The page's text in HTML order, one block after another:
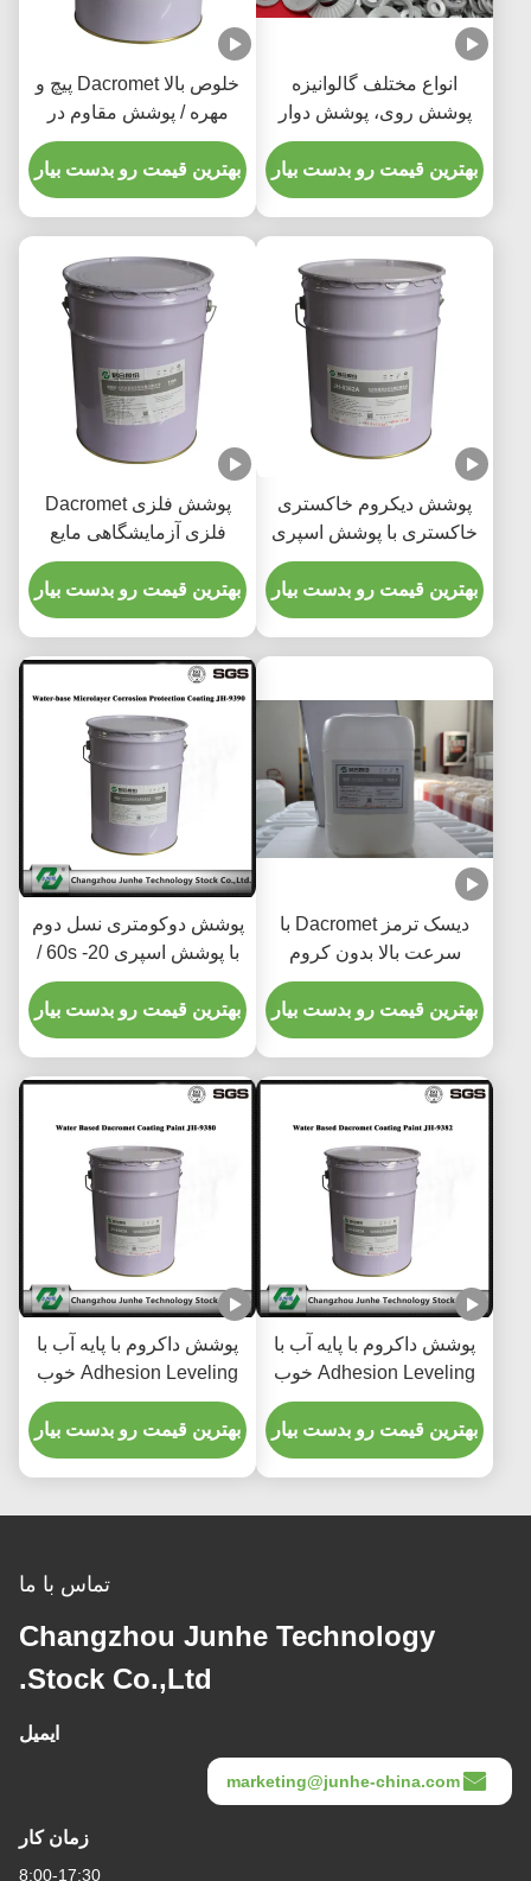
انواع مختلف گالوانیزه
پوشش روی، پوشش دوار
برای سطح
بهترین قیمت رو بدست بیار
خلوص بالا Dacromet پیچ و
مهره / پوشش مقاوم در
برابر خوردگی مایع
بهترین قیمت رو بدست بیار
پوشش دیکروم خاکستری
خاکستری با پوشش اسپری
اسپین دوام 20-60 ثانیه
بهترین قیمت رو بدست بیار
پوشش فلزی Dacromet
فلزی آزمایشگاهی مایع
پوشش آلومینیوم روی
بهترین قیمت رو بدست بیار
دیسک ترمز Dacromet با
سرعت بالا بدون کروم
پوشش 3.8-5.2 PH
بهترین قیمت رو بدست بیار
پوشش دوکومتری نسل دوم
با پوشش اسپری 20- 60s /
پوشش روی روی قلع 60-
90s
بهترین قیمت رو بدست بیار
پوشش داکروم با پایه آب با
Adhesion Leveling خوب
PH ارزش 3.8-5.2 است
بهترین قیمت رو بدست بیار
پوشش داکروم با پایه آب با
Adhesion Leveling خوب
PH ارزش 3.8-5.2 است
بهترین قیمت رو بدست بیار
تماس با ما
Changzhou Junhe Technology
Stock Co.,Ltd.
ایمیل
marketing@junhe-china.com
زمان کار
8:00-17:30